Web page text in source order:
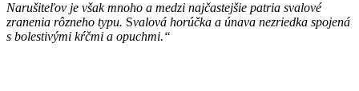
Narušiteľov je však mnoho a medzi najčastejšie patria svalové
zranenia rôzneho typu. Svalová horúčka a únava nezriedka spojená
s bolestivými kŕčmi a opuchmi.“